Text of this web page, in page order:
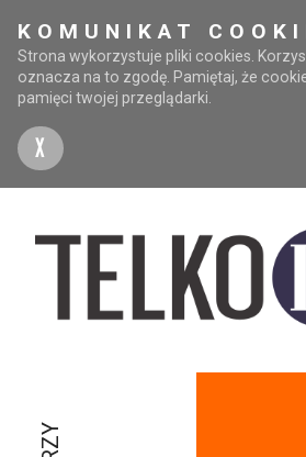
KOMUNIKAT
Strona wykorzystuje pliki cookies.
oznacza na to zgodę. Pamiętaj, że
pamięci twojej przeglądarki.
X